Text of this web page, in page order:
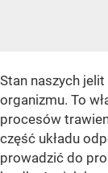
Stan naszych
organizmu. To
procesów
część układu
prowadzić do